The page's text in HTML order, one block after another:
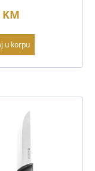
KM
u korpu